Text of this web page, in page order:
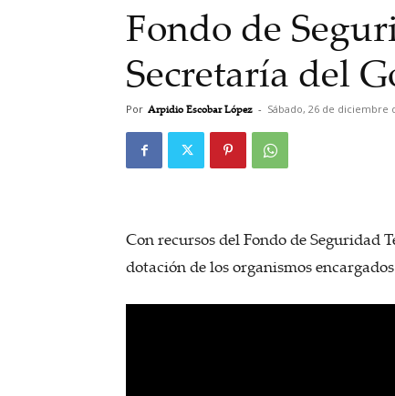
Fondo de
Secretaría del
Por Arpidio Escobar López - Sábado, 26 de diciembre
Con recursos del Fondo de
dotación de los organismos